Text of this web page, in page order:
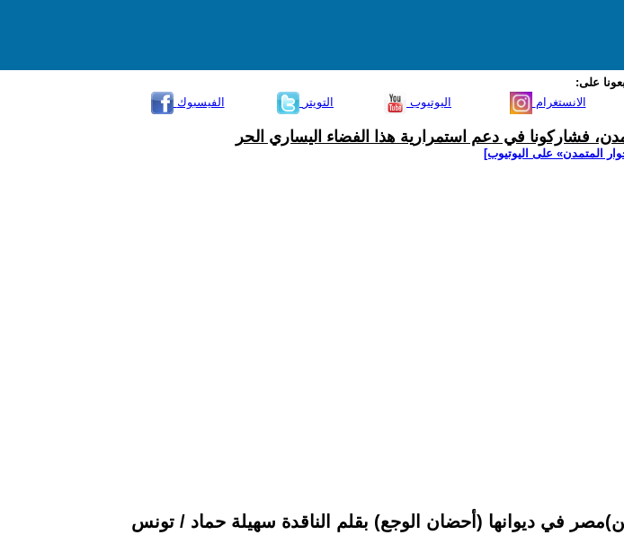
على:
الفيسبوك
التويتر اليوتيوب الانستغرام
فشاركونا في دعم استمرارية هذا الفضاء اليساري الحر
المتمدن» على اليوتيوب]